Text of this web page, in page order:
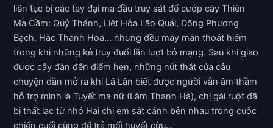
liên tục bị các tay đại ma đầu truy sát để cướp cây Thiên
Ma Cầm: Quỷ Thánh, Liệt Hỏa Lão Quái, Đông Phương
Bạch, Hắc Thanh Hoa… nhưng đều may mắn thoát hiểm
trong khi những kẻ truy đuổi lần lượt bỏ mạng. Sau khi giao
được cây đàn đến điểm hẹn, những nút thắt của câu
chuyện dần mở ra khi Lã Lân biết được người vẫn âm thầm
hỗ trợ mình là Tuyết ma nữ (Lâm Thanh Hà), chị gái ruột đã
bị thất lạc từ nhỏ Hai chị em sát cánh bên nhau trong cuộc
chiến cuối cùng để trả mối huyết cừu…